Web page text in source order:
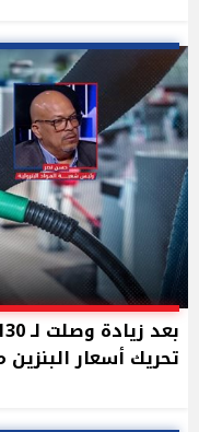
تحريك أسعار البنزين